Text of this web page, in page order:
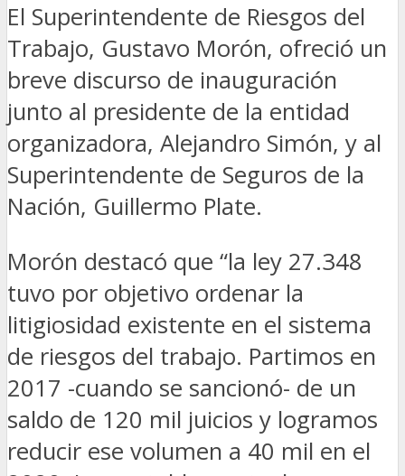
El Superintendente de Riesgos del
Trabajo, Gustavo Morón, ofreció un
breve discurso de inauguración
junto al presidente de la entidad
organizadora, Alejandro Simón, y al
Superintendente de Seguros de la
Nación, Guillermo Plate.
Morón destacó que “la ley 27.348
tuvo por objetivo ordenar la
litigiosidad existente en el sistema
de riesgos del trabajo. Partimos en
2017 -cuando se sancionó- de un
saldo de 120 mil juicios y logramos
reducir ese volumen a 40 mil en el